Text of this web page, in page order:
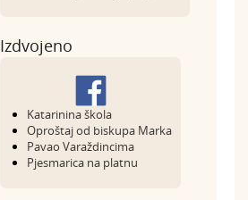
Izdvojeno
Katarinina škola
Oproštaj od biskupa Marka
Pavao Varaždincima
Pjesmarica na platnu